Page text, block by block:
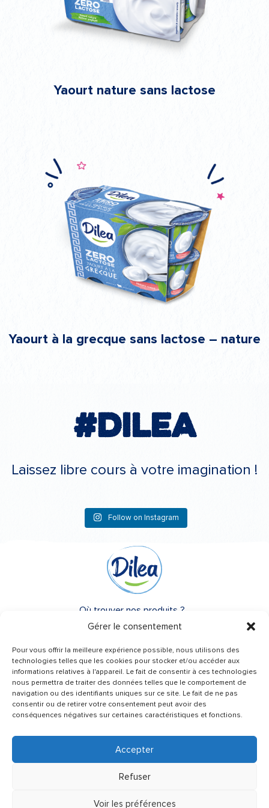
Gérer le consentement
Pour vous offrir la meilleure expérience possible, nous utilisons des
technologies telles que les cookies pour stocker et/ou accéder aux
informations relatives à l'appareil. Le fait de consentir à ces technologies
nous permettra de traiter des données telles que le comportement de
navigation ou des identifiants uniques sur ce site. Le fait de ne pas
consentir ou de retirer votre consentement peut avoir des
conséquences négatives sur certaines caractéristiques et fonctions.
Accepter
Refuser
Voir les préférences
Yaourt nature sans lactose
Yaourt à la grecque sans lactose – nature
#Dilea
Laissez libre cours à votre imagination !
Follow on Instagram
Besoin d’un conseil ?
Une question ?
Contactez-nous
Où trouver nos produits ?
FAQ
Recevez de nos nouvelles